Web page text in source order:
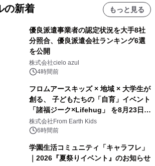
の新着 もっと見る
優良派遣事業者の認定状況を大手8社
分照合、優良派遣会社ランキング6選
を公開
株式会社cielo azul
4時間前
フロムアースキッズ × 地域 × 大学生が
創る、 子どもたちの「自育」イベント
「諸福ジーク×Lifehug」 を8月23日
(日)開催
株式会社From Earth Kids
6時間前
学園生活コミュニティ「キャラフレ」
｜2026『夏祭りイベント』のお知らせ